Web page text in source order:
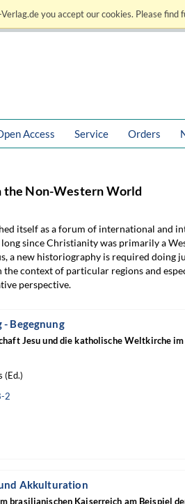
you accept our cookies. Please
Access Service Orders
Non-Western World
itself as a forum of international and
since Christianity was primarily a
a new historiography is required
context of particular regions and
perspective.
- Begegnung
Jesu und die katholische Weltkirche
(Ed.)
2
Akkulturation
brasilianischen Kaiserreich am Beispiel